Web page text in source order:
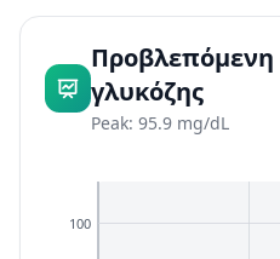
Προβλεπόμενη
γλυκόζης
Peak: 95.9 mg/dL
100